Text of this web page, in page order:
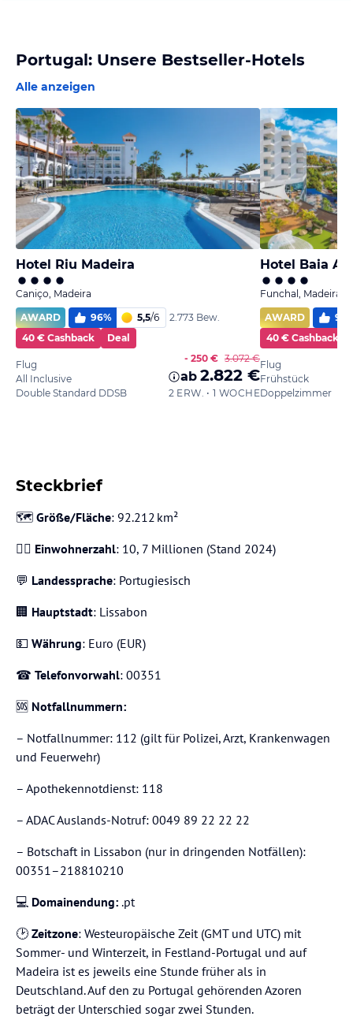
Portugal: Unsere Bestseller-Hotels
Alle anzeigen
Hotel Riu Madeira
Caniço, Madeira
AWARD
96% 5,5/6
2.773 Bew.
40 € Cashback
Deal
Flug
All Inclusive
Double Standard DDSB
- 250 € 3.072 €
ab 2.822 €
2 ERW. • 1 WOCHE
Hotel Baia
Funchal, Madeira
AWARD
97
40 € Cashback
Flug
Frühstück
Doppelzimmer
Steckbrief
🗺️ Größe/Fläche: 92.212 km²
🙋‍♂️ Einwohnerzahl: 10, 7 Millionen (Stand 2024)
💬 Landessprache: Portugiesisch
🏢 Hauptstadt: Lissabon
💵 Währung: Euro (EUR)
☎️ Telefonvorwahl: 00351
🆘 Notfallnummern:
– Notfallnummer: 112 (gilt für Polizei, Arzt, Krankenwagen
und Feuerwehr)
– Apothekennotdienst: 118
– ADAC Auslands-Notruf: 0049 89 22 22 22
– Botschaft in Lissabon (nur in dringenden Notfällen):
00351–218810210
💻 Domainendung: .pt
🕑 Zeitzone: Westeuropäische Zeit (GMT und UTC) mit
Sommer- und Winterzeit, in Festland-Portugal und auf
Madeira ist es jeweils eine Stunde früher als in
Deutschland. Auf den zu Portugal gehörenden Azoren
beträgt der Unterschied sogar zwei Stunden.